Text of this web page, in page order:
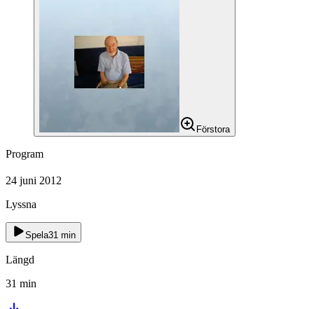
Förstora
Program
24 juni 2012
Lyssna
Spela31 min
Längd
31 min